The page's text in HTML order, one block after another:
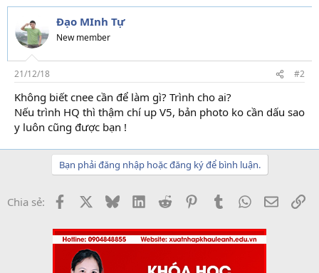
Đạo MInh Tự
New member
21/12/18 #2
Không biết cnee cần để làm gì? Trình cho ai?
Nếu trình HQ thì thậm chí up V5, bản photo ko cần dấu sao
y luôn cũng được bạn !
Bạn phải đăng nhập hoặc đăng ký để bình luận.
Chia sẻ: Facebook BlueskyLinkedInReddit PinterestTumblrWhatsApp
Email